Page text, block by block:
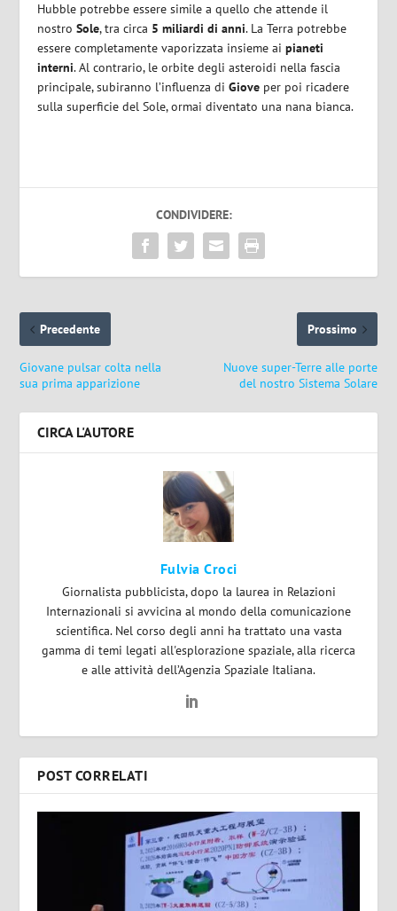
Hubble potrebbe essere simile a quello che attende il
nostroSole, tra circa 5 miliardi di anni. La Terra potrebbe
essere completamente vaporizzata insieme aipianeti
interni. Al contrario, le orbite degli asteroidi nella fascia
principale, subiranno l’influenza diGiove per poi ricadere
sulla superficie del Sole, ormai diventato una nana bianca.
CONDIVIDERE:
Precedente
Giovane pulsar colta nella
sua prima apparizione
Prossimo
Nuove super-Terre alle porte
del nostro Sistema Solare
CIRCA L'AUTORE
Fulvia Croci
Giornalista pubblicista, dopo la laurea in Relazioni
Internazionali si avvicina al mondo della comunicazione
scientifica. Nel corso degli anni ha trattato una vasta
gamma di temi legati all'esplorazione spaziale, alla ricerca
e alle attività dell’Agenzia Spaziale Italiana.
POST CORRELATI